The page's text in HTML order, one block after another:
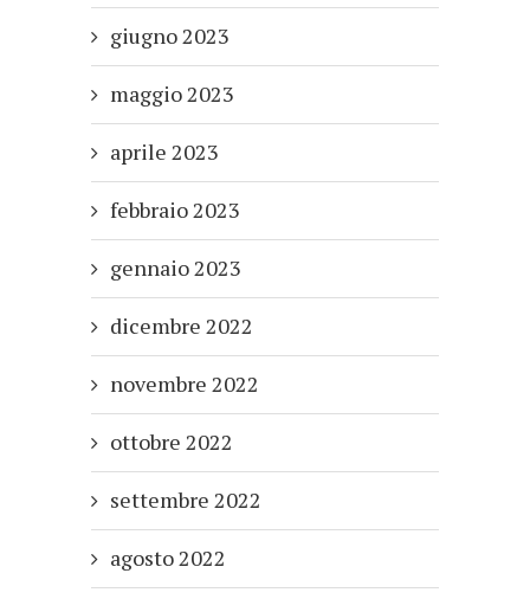
giugno 2023
maggio 2023
aprile 2023
febbraio 2023
gennaio 2023
dicembre 2022
novembre 2022
ottobre 2022
settembre 2022
agosto 2022